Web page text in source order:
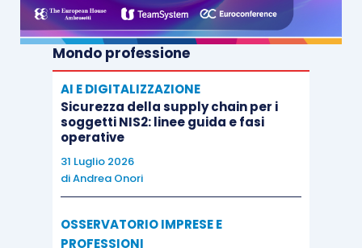
Mondo professione
AI E DIGITALIZZAZIONE
Sicurezza della supply chain per i
soggetti NIS2: linee guida e fasi
operative
31 Luglio 2026
diAndrea Onori
OSSERVATORIO IMPRESE E
PROFESSIONI